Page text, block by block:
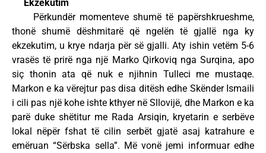
Ekzekutim
Përkundër momenteve shumë të papërshkrueshme,
thonë shumë dëshmitarë që ngelën të gjallë nga ky
ekzekutim, u krye ndarja për së gjalli. Aty ishin vetëm 5-6
vrasës të prirë nga një Marko Qirkoviq nga Surqina, apo
siç thonin ata që nuk e njihnin Tulleci me mustaqe.
Markon e ka vërejtur pas disa ditësh edhe Skënder Ismaili
i cili pas një kohe ishte kthyer në Sllovijë, dhe Markon e ka
parë duke shëtitur me Rada Arsiqin, kryetarin e serbëve
lokal nëpër fshat të cilin serbët gjatë asaj katrahure e
emëruan “Sërbska sella”. Më vonë jemi informuar edhe